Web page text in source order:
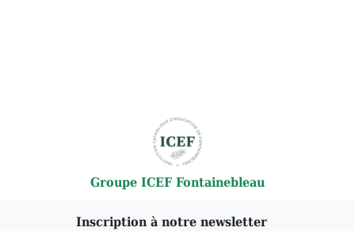
Groupe ICEF Fontainebleau
Inscription à notre newsletter